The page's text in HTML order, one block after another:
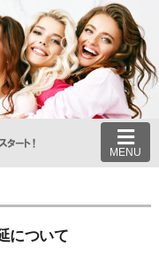
MENU
について